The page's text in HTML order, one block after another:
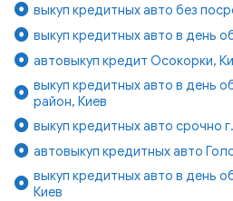
выкуп кредитных авто без
выкуп кредитных авто в день
автовыкуп кредит Осокорки,
выкуп кредитных авто в день
район, Киев
выкуп кредитных авто срочно
автовыкуп кредитных авто
выкуп кредитных авто в день
Киев